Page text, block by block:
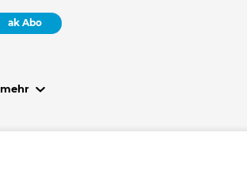
ak Abo
mehr